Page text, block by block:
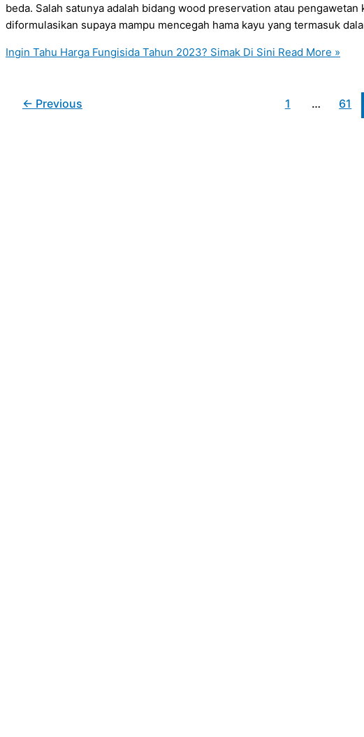
beda. Salah satunya adalah bidang wood preservation atau
diformulasikan supaya mampu mencegah hama kayu yang termasuk
Ingin Tahu Harga Fungisida Tahun 2023? Simak Di Sini Read More »
← Previous 1 … 61